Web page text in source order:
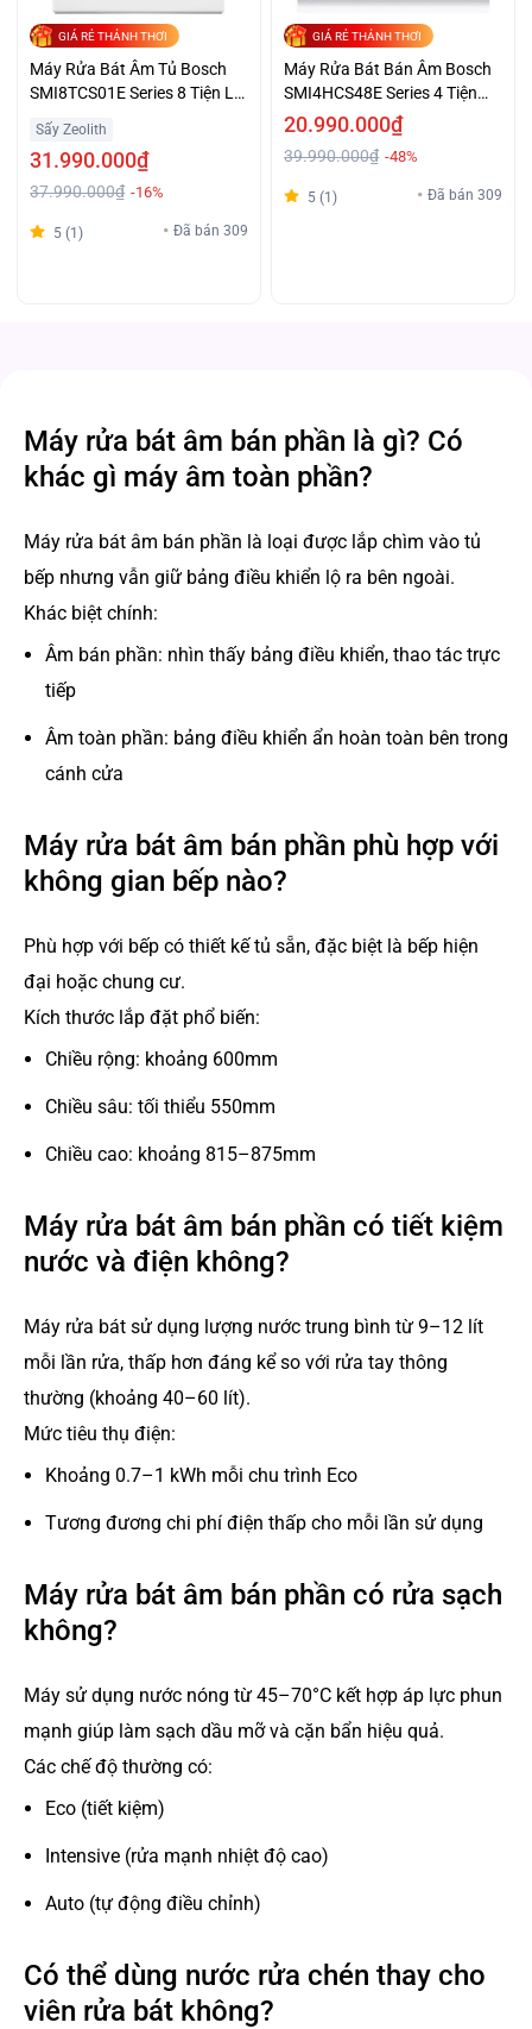
GIÁ RẺ THẢNH THƠI
Máy Rửa Bát Âm Tủ Bosch
SMI8TCS01E Series 8 Tiện Lợi
Giá Sốc
Sấy Zeolith
31.990.000₫
37.990.000₫ -16%
5 (1) Đã bán 309
GIÁ RẺ THẢNH THƠI
Máy Rửa Bát Bán Âm Bosch
SMI4HCS48E Series 4 Tiện
Lợi Giá Tốt
20.990.000₫
39.990.000₫ -48%
5 (1) Đã bán 309
Máy rửa bát âm bán phần là gì? Có
khác gì máy âm toàn phần?
Máy rửa bát âm bán phần là loại được lắp chìm vào tủ
bếp nhưng vẫn giữ bảng điều khiển lộ ra bên ngoài.
Khác biệt chính:
Âm bán phần: nhìn thấy bảng điều khiển, thao tác trực
tiếp
Âm toàn phần: bảng điều khiển ẩn hoàn toàn bên trong
cánh cửa
Máy rửa bát âm bán phần phù hợp với
không gian bếp nào?
Phù hợp với bếp có thiết kế tủ sẵn, đặc biệt là bếp hiện
đại hoặc chung cư.
Kích thước lắp đặt phổ biến:
Chiều rộng: khoảng 600mm
Chiều sâu: tối thiểu 550mm
Chiều cao: khoảng 815–875mm
Máy rửa bát âm bán phần có tiết kiệm
nước và điện không?
Máy rửa bát sử dụng lượng nước trung bình từ 9–12 lít
mỗi lần rửa, thấp hơn đáng kể so với rửa tay thông
thường (khoảng 40–60 lít).
Mức tiêu thụ điện:
Khoảng 0.7–1 kWh mỗi chu trình Eco
Tương đương chi phí điện thấp cho mỗi lần sử dụng
Máy rửa bát âm bán phần có rửa sạch
không?
Máy sử dụng nước nóng từ 45–70°C kết hợp áp lực phun
mạnh giúp làm sạch dầu mỡ và cặn bẩn hiệu quả.
Các chế độ thường có:
Eco (tiết kiệm)
Intensive (rửa mạnh nhiệt độ cao)
Auto (tự động điều chỉnh)
Có thể dùng nước rửa chén thay cho
viên rửa bát không?